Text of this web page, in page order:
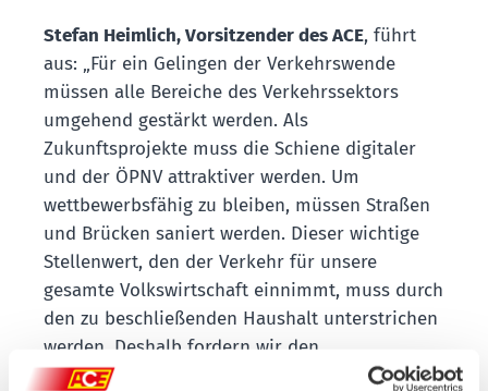
Stefan Heimlich, Vorsitzender des ACE, führt
aus: „Für ein Gelingen der Verkehrswende
müssen alle Bereiche des Verkehrssektors
umgehend gestärkt werden. Als
Zukunftsprojekte muss die Schiene digitaler
und der ÖPNV attraktiver werden. Um
wettbewerbsfähig zu bleiben, müssen Straßen
und Brücken saniert werden. Dieser wichtige
Stellenwert, den der Verkehr für unsere
gesamte Volkswirtschaft einnimmt, muss durch
den zu beschließenden Haushalt unterstrichen
werden. Deshalb fordern wir den
Haushaltsausschuss auf,
keine Mittel für den